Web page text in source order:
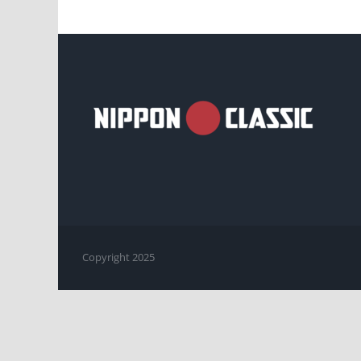
Copyright 2025